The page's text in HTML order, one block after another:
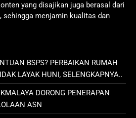
yang disajikan juga berasal dari
sehingga menjamin kualitas dan
BSPS? PERBAIKAN RUMAH
LAYAK HUNI, SELENGKAPNYA..
DORONG PENERAPAN
ASN